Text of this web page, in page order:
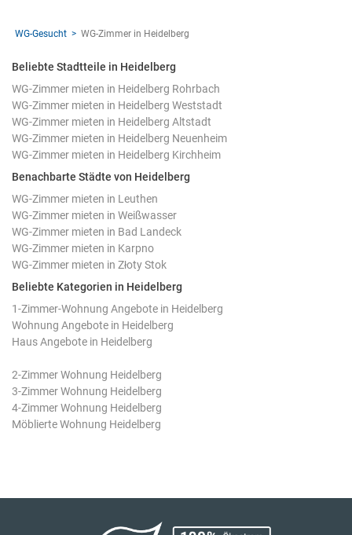
WG-Gesucht WG-Zimmer in Heidelberg
Beliebte Stadtteile in Heidelberg
WG-Zimmer mieten in Heidelberg Rohrbach
WG-Zimmer mieten in Heidelberg Weststadt
WG-Zimmer mieten in Heidelberg Altstadt
WG-Zimmer mieten in Heidelberg Neuenheim
WG-Zimmer mieten in Heidelberg Kirchheim
Benachbarte Städte von Heidelberg
WG-Zimmer mieten in Leuthen
WG-Zimmer mieten in Weißwasser
WG-Zimmer mieten in Bad Landeck
WG-Zimmer mieten in Karpno
WG-Zimmer mieten in Złoty Stok
Beliebte Kategorien in Heidelberg
1-Zimmer-Wohnung Angebote in Heidelberg
Wohnung Angebote in Heidelberg
Haus Angebote in Heidelberg
2-Zimmer Wohnung Heidelberg
3-Zimmer Wohnung Heidelberg
4-Zimmer Wohnung Heidelberg
Möblierte Wohnung Heidelberg